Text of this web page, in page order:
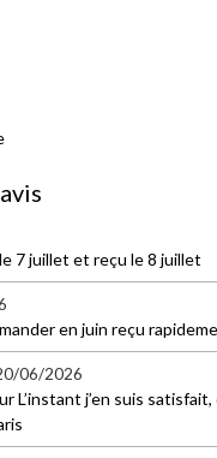
7 juillet et reçu le 8 juillet
en juin reçu
06/2026
L’instant j’en suis